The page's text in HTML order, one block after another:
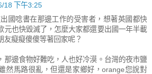
18 下午3:25
國唸書在那邊工作的受害者，想著英國都快
元也快毀滅了，怎麼大家都還要出國一年半載
友癡癡傻傻等著回家呢？
那邊食物好難吃，人也好冷漠。台灣的夜市鹽
然馬路很亂，但還是家鄉好，orange您說對